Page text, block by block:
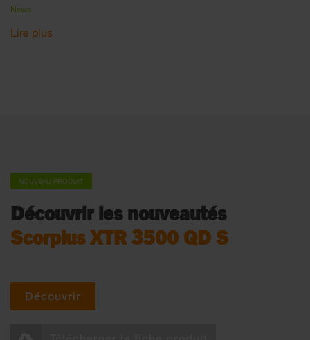
News
Lire plus
NOUVEAU PRODUIT
Découvrir les nouveautés
Scorpius XTR 3500 QD S
Découvrir